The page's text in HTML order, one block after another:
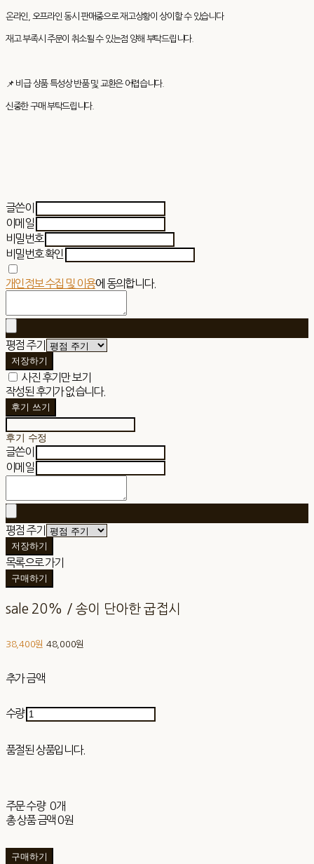
온라인, 오프라인 동시 판매중으로 재고상황이 상이할 수 있습니다
재고 부족시 주문이 취소될 수 있는점 양해 부탁드립니다.
📌 비급 상품 특성상 반품 및 교환은 어렵습니다.
신중한 구매 부탁드립니다.
글쓴이
이메일
비밀번호
비밀번호 확인
개인정보 수집 및 이용에 동의합니다.
평점 주기
저장하기
사진 후기만 보기
작성된 후기가 없습니다.
후기 쓰기
후기 수정
글쓴이
이메일
평점 주기
저장하기
목록으로 가기
구매하기
sale 20% / 송이 단아한 굽접시
38,400원 48,000원
추가 금액
수량
품절된 상품입니다.
주문 수량 0개
총 상품 금액 0원
구매하기